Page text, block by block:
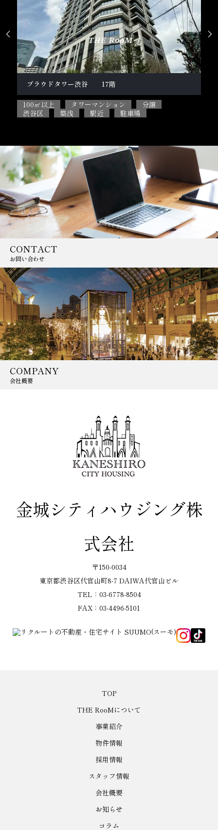
柿の木坂１丁目戸建
100㎡以上 5SLDK
ペット相談可能
目黒区
閑静な住宅街 駐車場
 
CONTACT
お問い合わせ
COMPANY
会社概要
金城シティハウジング株
式会社
〒150-0034
東京都渋谷区代官山町8-7 DAIWA代官山ビル
TEL：03-6778-8504
FAX：03-4496-5101
TOP
THE RooMについて
事業紹介
物件情報
採用情報
スタッフ情報
会社概要
お知らせ
コラム